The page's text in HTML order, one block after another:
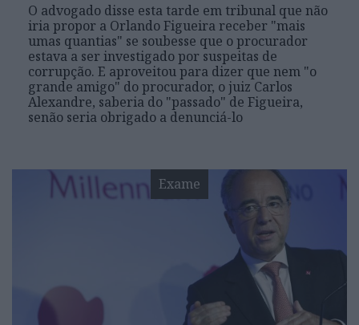
O advogado disse esta tarde em tribunal que não
iria propor a Orlando Figueira receber "mais
umas quantias" se soubesse que o procurador
estava a ser investigado por suspeitas de
corrupção. E aproveitou para dizer que nem "o
grande amigo" do procurador, o juiz Carlos
Alexandre, saberia do "passado" de Figueira,
senão seria obrigado a denunciá-lo
Exame